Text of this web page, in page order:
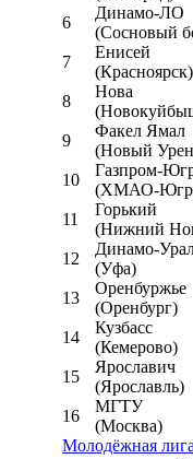
6
Динамо-ЛО
(Сосновый
7
Енисей
(Красноярск)
8
Нова
9
Факел Ямал
(Новый
10
Газпром-
(ХМАО-
11
Горький
(Нижний
12
Динамо-
(Уфа)
13
Оренбуржье
(Оренбург)
14
Кузбасс
(Кемерово)
15
Ярославич
(Ярославль)
16
МГТУ
(Москва)
Молодёжная лига